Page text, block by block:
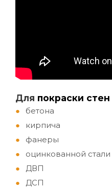
Для покраски стен
бетона
кирпича
фанеры
оцинкованной стали
ДВП
ДСП